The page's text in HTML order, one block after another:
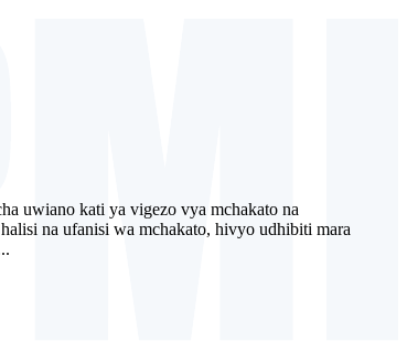
uwiano kati ya vigezo vya mchakato na
na ufanisi wa mchakato, hivyo udhibiti mara